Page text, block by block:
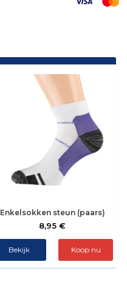
Enkelsokken steun (paars)
8,95 €
Bekijk Koop nu